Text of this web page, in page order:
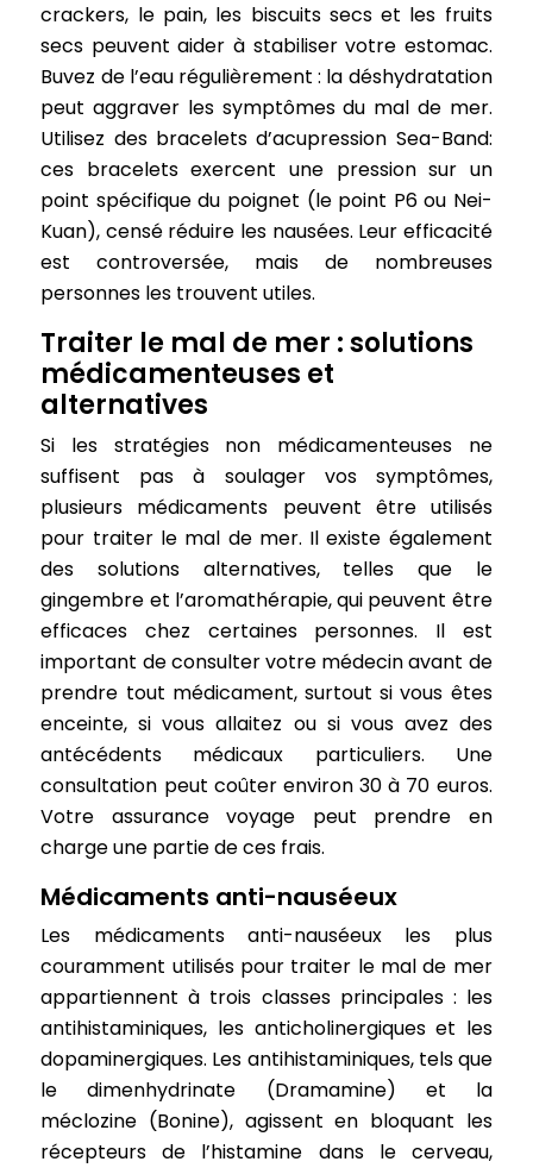
crackers, le pain, les biscuits secs et les fruits
secs peuvent aider à stabiliser votre estomac.
Buvez de l’eau régulièrement : la déshydratation
peut aggraver les symptômes du mal de mer.
Utilisez des bracelets d’acupression Sea-Band:
ces bracelets exercent une pression sur un
point spécifique du poignet (le point P6 ou Nei-
Kuan), censé réduire les nausées. Leur efficacité
est controversée, mais de nombreuses
personnes les trouvent utiles.
Traiter le mal de mer : solutions
médicamenteuses et
alternatives
Si les stratégies non médicamenteuses ne
suffisent pas à soulager vos symptômes,
plusieurs médicaments peuvent être utilisés
pour traiter le mal de mer. Il existe également
des solutions alternatives, telles que le
gingembre et l’aromathérapie, qui peuvent être
efficaces chez certaines personnes. Il est
important de consulter votre médecin avant de
prendre tout médicament, surtout si vous êtes
enceinte, si vous allaitez ou si vous avez des
antécédents médicaux particuliers. Une
consultation peut coûter environ 30 à 70 euros.
Votre assurance voyage peut prendre en
charge une partie de ces frais.
Médicaments anti-nauséeux
Les médicaments anti-nauséeux les plus
couramment utilisés pour traiter le mal de mer
appartiennent à trois classes principales : les
antihistaminiques, les anticholinergiques et les
dopaminergiques. Les antihistaminiques, tels que
le dimenhydrinate (Dramamine) et la
méclozine (Bonine), agissent en bloquant les
récepteurs de l’histamine dans le cerveau,